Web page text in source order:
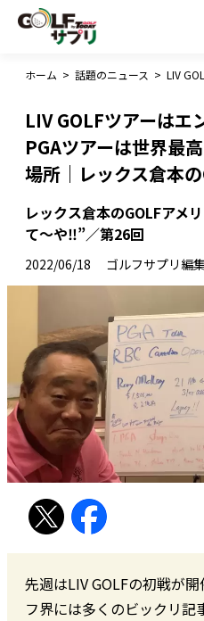
ホーム > 話題のニュース >
LIV GOLFツアーはエ
PGAツアーは世界最
場所｜レックス倉本
レックス倉本のGOLFアメ
て〜や‼︎”／第26回
2022/06/18 ゴルフサプリ編
先週はLIV GOLFの初戦が
フ界には多くのビックリ